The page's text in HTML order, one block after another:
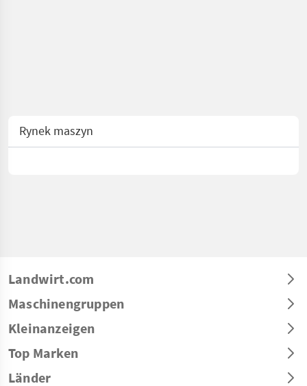
Rynek maszyn
Landwirt.com
Maschinengruppen
Kleinanzeigen
Top Marken
Länder